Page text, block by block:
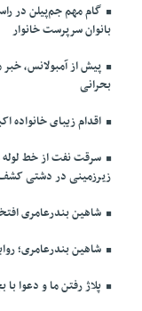
گام مهم جم‌پیلن در
بانوان سرپرست خانوار
پیش از آمبولانس،
بحرانی
اقدام زیبای خانواده
سرقت نفت از خط
زیرزمینی در دشتی
شاهین بندرعامری
شاهین بندرعامری؛
پلاژ رفتن ما و دعوا با